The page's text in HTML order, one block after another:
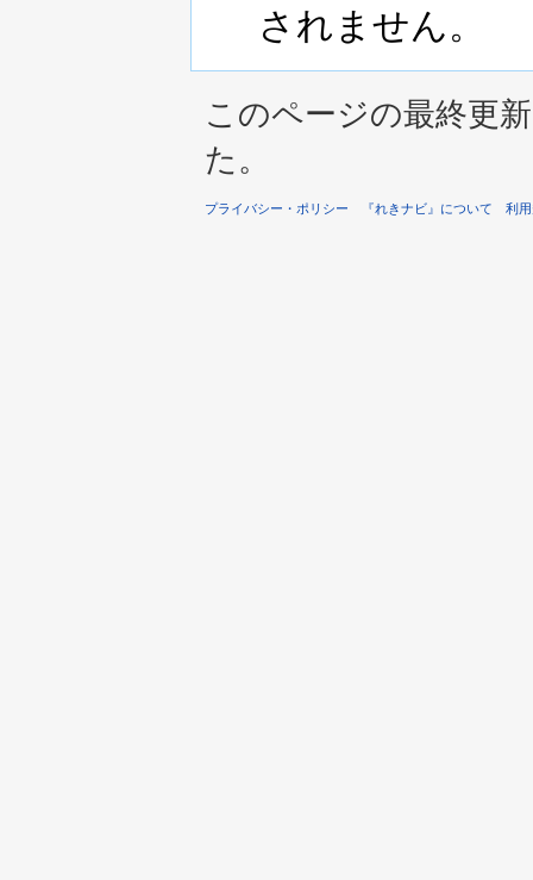
されません。
このページの最終更
た。
プライバシー・ポリシー 『れきナビ』について 利